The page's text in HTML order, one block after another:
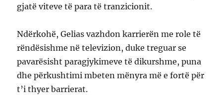
gjatë viteve të para të tranzicionit.
Ndërkohë, Gelias vazhdon karrierën me role të
rëndësishme në televizion, duke treguar se
pavarësisht paragjykimeve të dikurshme, puna
dhe përkushtimi mbeten mënyra më e fortë për
t’i thyer barrierat.